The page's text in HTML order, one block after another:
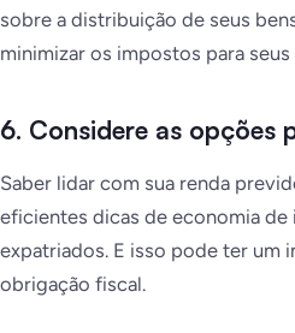
sobre a distribuição de seus
minimizar os impostos para
6. Considere as opções
Saber lidar com sua renda
eficientes dicas de economia de
expatriados. E isso pode ter um
obrigação fiscal.